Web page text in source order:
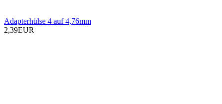
Adapterhülse 4 auf 4,76mm
2,39EUR